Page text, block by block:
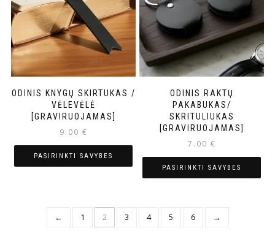
ODINIS KNYGŲ SKIRTUKAS /
VĖLEVĖLĖ
[GRAVIRUOJAMAS]
9.00 €
PASIRINKTI SAVYBES
ODINIS RAKTŲ
PAKABUKAS/
SKRITULIUKAS
[GRAVIRUOJAMAS]
7.00 €
PASIRINKTI SAVYBES
← 1 2 3 4 5 6 →